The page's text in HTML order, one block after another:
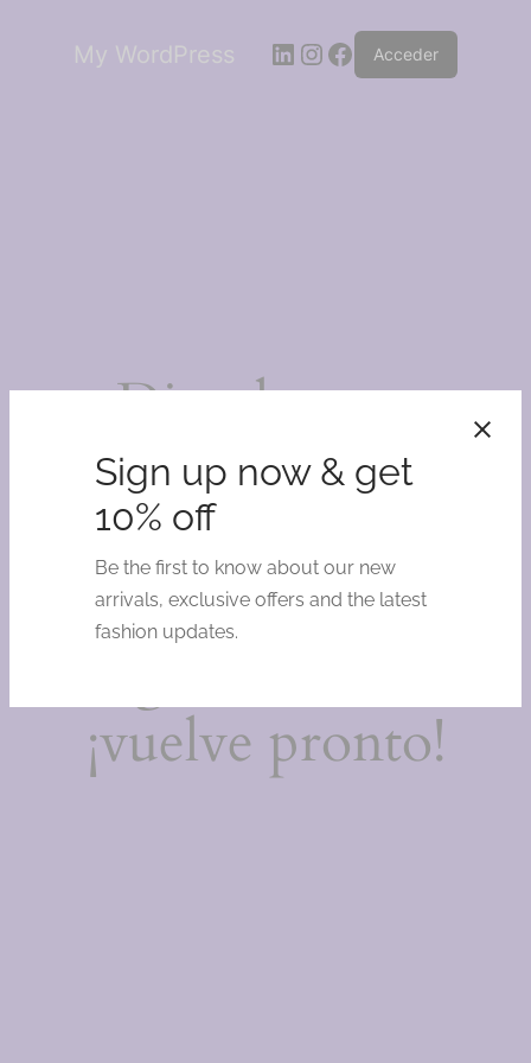
Sign up now & get
10% off
Be the first to know about our new
arrivals, exclusive offers and the latest
fashion updates.
My WordPress LinkedIn
Instagram
Facebook
Acceder
¡Disculpa este
desastre!
Estamos
trabajando en
¡vuelve pronto!